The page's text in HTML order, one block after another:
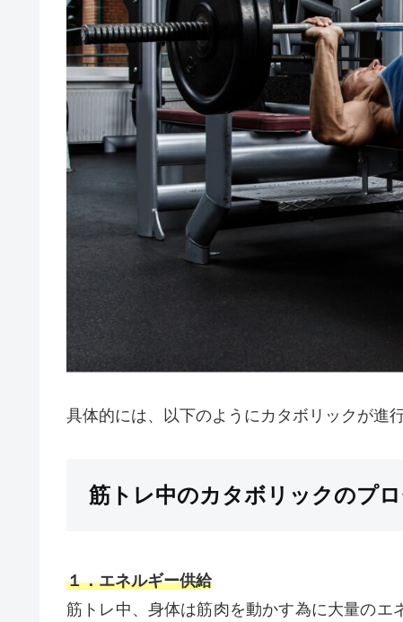
具体的には、以下のようにカタボリックが進行
筋トレ中のカタボリックのプ
１．エネルギー供給
筋トレ中、身体は筋肉を動かす為に大量の